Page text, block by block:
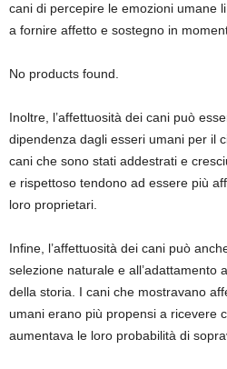
cani di percepire le emozioni umane
a fornire affetto e sostegno in
No products found.
Inoltre, l’affettuosità dei cani può
dipendenza dagli esseri umani per il
cani che sono stati addestrati e
e rispettoso tendono ad essere più
loro proprietari.
Infine, l’affettuosità dei cani può
selezione naturale e all’adattamento
della storia. I cani che mostravano
umani erano più propensi a ricevere
aumentava le loro probabilità di